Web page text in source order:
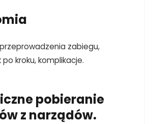
zabiegu,
kroku, komplikacje.
pobieranie
z narządów.